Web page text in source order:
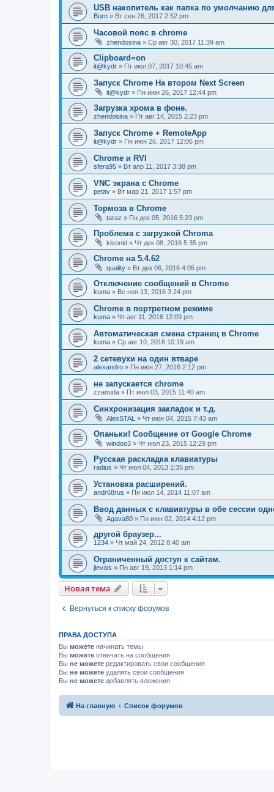
USB накопитель как папка по умолчанию
Burn » Вт сен 26, 2017 2:52 pm
Часовой пояс в chrome
zhendosina » Ср авг 30, 2017 11:39 am
Clipboard=on
it@kydr » Пт июл 07, 2017 10:45 am
Запуск Chrome На втором Next Screen
it@kydr » Пн июн 26, 2017 12:44 pm
Загрузка хрома в фоне.
zhendosina » Пт авг 14, 2015 2:23 pm
Запуск Chrome + RemoteApp
it@kydr » Пн июн 26, 2017 12:06 pm
Chrome и RVI
sfera95 » Вт апр 11, 2017 3:38 pm
VNC экрана с Chrome
petav » Вт мар 21, 2017 1:57 pm
Тормоза в Chrome
taraz » Пн дек 05, 2016 5:23 pm
Проблема с загрузкой Chroma
kleonid » Чт дек 08, 2016 5:35 pm
Chrome на 5.4.62
quality » Вт дек 06, 2016 4:05 pm
Отключение сообщений в Chrome
kuma » Вс ноя 13, 2016 3:24 pm
Chrome в портретном режиме
kuma » Чт авг 11, 2016 12:09 pm
Автоматическая смена страниц в Chrome
kuma » Ср авг 10, 2016 10:19 am
2 сетевухи на один втваре
alexandro » Пн июн 27, 2016 2:12 pm
не запускается chrome
zzanuda » Пт июл 03, 2015 11:40 am
Синхронизация закладок и т.д.
AlexSTAL » Чт июн 04, 2015 7:43 am
Опаньки! Сообщение от Google Chrome
windoo3 » Чт июл 23, 2015 12:29 pm
Русская раскладка клавиатуры
radius » Чт июл 04, 2013 1:35 pm
Установка расширений.
andr68rus » Пн июл 14, 2014 11:07 am
Ввод данных с клавиатуры в обе сессии
Agava80 » Пн июн 02, 2014 4:12 pm
другой браузер...
1234 » Чт май 24, 2012 8:40 am
Ограниченный доступ к сайтам.
jlevais » Пн авг 19, 2013 1:14 pm
Новая тема
Вернуться к списку форумов
ПРАВА ДОСТУПА
Вы можете начинать темы
Вы можете отвечать на сообщения
Вы не можете редактировать свои сообщения
Вы не можете удалять свои сообщения
Вы не можете добавлять вложения
На главную Список форумов